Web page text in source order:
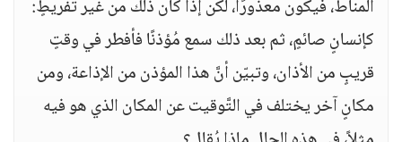
المناط، فيكون معذورًا، لكن إذا كان ذلك من غير تفريطٍ:
كإنسانٍ صائمٍ، ثم بعد ذلك سمع مُؤذنًا فأفطر في وقتٍ
قريبٍ من الأذان، وتبيّن أنَّ هذا المؤذن من الإذاعة، ومن
مكانٍ آخر يختلف في التَّوقيت عن المكان الذي هو فيه